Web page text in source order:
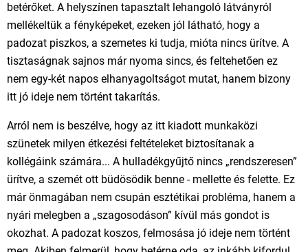
betérőket. A helyszínen tapasztalt lehangoló látványról
mellékeltük a fényképeket, ezeken jól látható, hogy a
padozat piszkos, a szemetes ki tudja, mióta nincs ürítve. A
tisztaságnak sajnos már nyoma sincs, és feltehetően ez
nem egy-két napos elhanyagoltságot mutat, hanem bizony
itt jó ideje nem történt takarítás.
Arról nem is beszélve, hogy az itt kiadott munkaközi
szünetek milyen étkezési feltételeket biztosítanak a
kollégáink számára... A hulladékgyűjtő nincs „rendszeresen”
ürítve, a szemét ott büdösödik benne - mellette és felette. Ez
már önmagában nem csupán esztétikai probléma, hanem a
nyári melegben a „szagosodáson” kívül más gondot is
okozhat. A padozat koszos, felmosása jó ideje nem történt